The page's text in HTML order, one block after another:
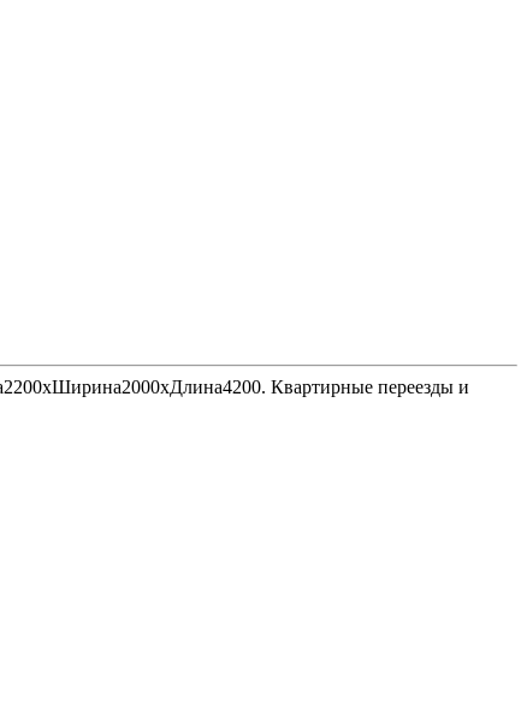
Квартирные переезды и